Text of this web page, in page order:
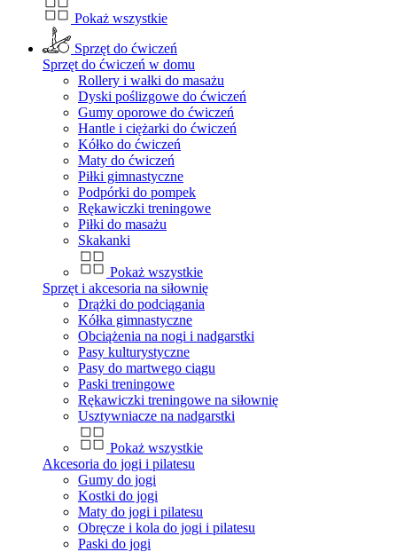
Pokaż wszystkie
Sprzęt do ćwiczeń
Sprzęt do ćwiczeń w domu
Rollery i wałki do masażu
Dyski poślizgowe do ćwiczeń
Gumy oporowe do ćwiczeń
Hantle i ciężarki do ćwiczeń
Kółko do ćwiczeń
Maty do ćwiczeń
Piłki gimnastyczne
Podpórki do pompek
Rękawiczki treningowe
Piłki do masażu
Skakanki
Pokaż wszystkie
Sprzęt i akcesoria na siłownię
Drążki do podciągania
Kółka gimnastyczne
Obciążenia na nogi i nadgarstki
Pasy kulturystyczne
Pasy do martwego ciągu
Paski treningowe
Rękawiczki treningowe na siłownię
Usztywniacze na nadgarstki
Pokaż wszystkie
Akcesoria do jogi i pilatesu
Gumy do jogi
Kostki do jogi
Maty do jogi i pilatesu
Obręcze i kola do jogi i pilatesu
Paski do jogi